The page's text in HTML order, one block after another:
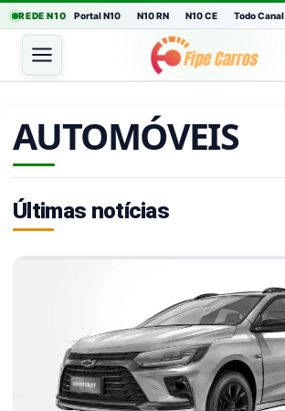
REDE N10 Portal N10 N10 RN N10 CE Todo Canal
AUTOMÓVEIS
Últimas notícias